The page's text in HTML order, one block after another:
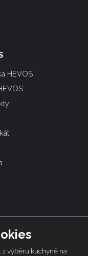
HEVOS
z výběru kuchyně na